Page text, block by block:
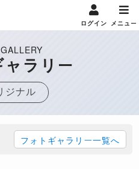
ログイン メニュー
ラリー
ジナル
フォトギャラリー一覧へ